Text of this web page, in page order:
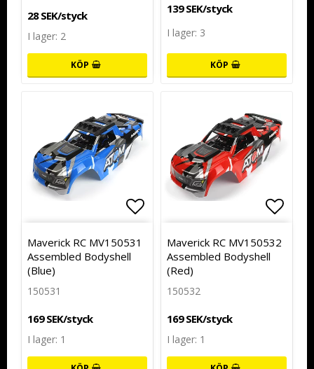
28 SEK/styck
I lager: 2
KÖP
139 SEK/styck
I lager: 3
KÖP
Lägg till i favoritlistan
Maverick RC MV150531
Assembled Bodyshell
(Blue)
150531
169 SEK/styck
I lager: 1
Lägg
Maverick RC MV150532
Assembled Bodyshell
(Red)
150532
169 SEK/styck
I lager: 1